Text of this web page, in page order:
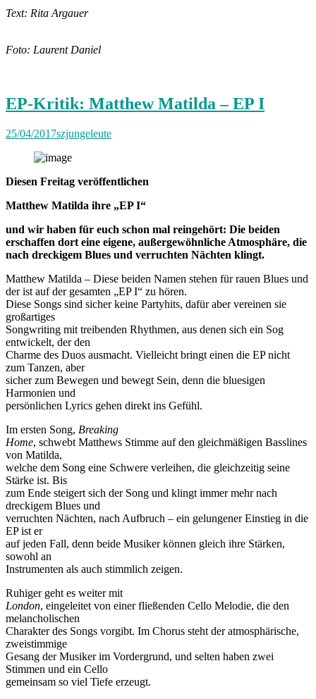
Text: Rita Argauer
Foto: Laurent Daniel
EP-Kritik: Matthew Matilda – EP I
25/04/2017szjungeleute
Diesen Freitag veröffentlichen
Matthew Matilda ihre „EP I“
und wir haben für euch schon mal reingehört: Die beiden
erschaffen dort eine eigene, außergewöhnliche Atmosphäre, die
nach dreckigem Blues und verruchten Nächten klingt.
Matthew Matilda – Diese beiden Namen stehen für rauen Blues und
der ist auf der gesamten „EP I“ zu hören.
Diese Songs sind sicher keine Partyhits, dafür aber vereinen sie
großartiges
Songwriting mit treibenden Rhythmen, aus denen sich ein Sog
entwickelt, der den
Charme des Duos ausmacht. Vielleicht bringt einen die EP nicht
zum Tanzen, aber
sicher zum Bewegen und bewegt Sein, denn die bluesigen
Harmonien und
persönlichen Lyrics gehen direkt ins Gefühl.
Im ersten Song, Breaking
Home, schwebt Matthews Stimme auf den gleichmäßigen Basslines
von Matilda,
welche dem Song eine Schwere verleihen, die gleichzeitig seine
Stärke ist. Bis
zum Ende steigert sich der Song und klingt immer mehr nach
dreckigem Blues und
verruchten Nächten, nach Aufbruch – ein gelungener Einstieg in die
EP ist er
auf jeden Fall, denn beide Musiker können gleich ihre Stärken,
sowohl an
Instrumenten als auch stimmlich zeigen.
Ruhiger geht es weiter mit
London, eingeleitet von einer fließenden Cello Melodie, die den
melancholischen
Charakter des Songs vorgibt. Im Chorus steht der atmosphärische,
zweistimmige
Gesang der Musiker im Vordergrund, und selten haben zwei
Stimmen und ein Cello
gemeinsam so viel Tiefe erzeugt.